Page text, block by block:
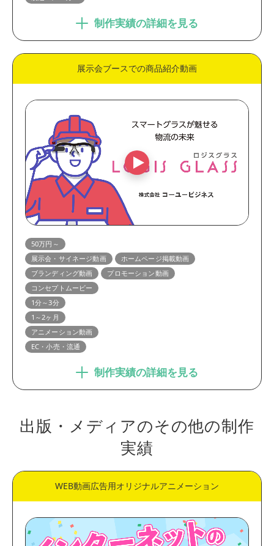
制作実績の詳細を見る
展示会ブースでの商品紹介動画
50万円～
展示会・サイネージ動画
ホームページ掲載動画
ブランディング動画
プロモーション動画
コンセプトムービー
1分～3分
1～2ヶ月
アニメーション動画
EC・小売・流通
制作実績の詳細を見る
出版・メディアのその他の制作
実績
WEB動画広告用オリジナルアニメーション